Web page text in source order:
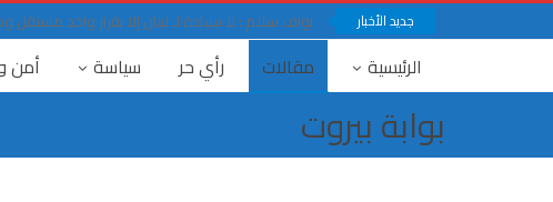
جديد الأخبار نواف سلام : لا سيادة لـ لبنان إلا بقرار واحد
الرئيسية مقالات رأي حر سياسة أمن
بوابة بيروت